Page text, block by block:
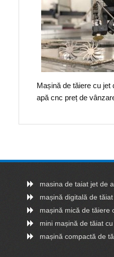
Mașină de tăiere cu jet
apă cnc preț de
masina de taiat jet de
mașină digitală de
mașină mică de tăiere
mini mașină de tăiat
mașină compactă de